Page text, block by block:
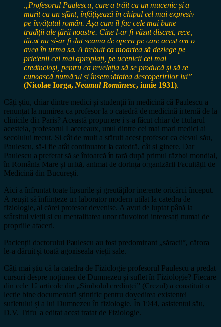
„Profesorul Paulescu, care a trăit ca un mucenic și a
murit ca un sfânt, înfățișează în chipul cel mai expresiv
pe învățatul român. Așa cum îl fac cele mai bune
tradiții ale țării noastre. Cine l-ar fi văzut discret, rece,
tăcut nu și-ar fi dat seama de opera pe care acest om o
avea în urma sa. A trebuit ca moartea să dezlege pe
prietenii cei mai apropiați, pe ucenicii cei mai
credincioși, pentru ca revelația să se producă și să se
cunoască numărul și însemnătatea descoperirilor lui”
(Nicolae Iorga, Neamul Românesc, iunie 1931).
Câți știu, chiar dintre medici și studenții în medicină că Paulescu a
renunțat la numirea ca profesor la o catedră de medicină internă de la
clinicile din Paris? Această propunere i s-a făcut chiar de titularul
acesteia, profesorul Lacereaux, unul dintre cei mai mari medici ai
secolului trecut. Și cât de mult a stăruit acest profesor ca elevul său,
Paulescu, să-i fie atât continuator la catedră, cât și ginere. Dar
Paulescu a preferat să se întoarcă în țară după primul război mondial,
în România Mare și unită, animat de dorința organizării Facultății de
Medicină din București.
Aici a înfruntat toate lipsurile și greutăților inerente oricărui început.
A reușit să înființeze un laborator modern utilat la catedra de
fiziologie, al cărei profesor devenise. A avut de luptat până la
sfârșitul vieții și cu mentalitatea unor răuvoitori interesați numai de
propriile afaceri.
Pacienții doctorului Paulescu au fost predominant „săracii”, cărora
le-a dăruit și toată agoniseala vieții sale.
Câți mai știu că la catedra de Fiziologie profesorul Paulescu a predat
cursuri despre noțiunea de Dumnezeu și suflet în Fiziologie? Fiecare
din cele 12 articole din „Simbolul credinței” (Crezul) a constituit o
lecție bine documentată ștințific pentru dovedirea existenței
sufletului și a lui Dumnezeu în fiziologie. În 1944, asistentul său,
D.V. Trifu, a editat acest tratat de Fiziologie.